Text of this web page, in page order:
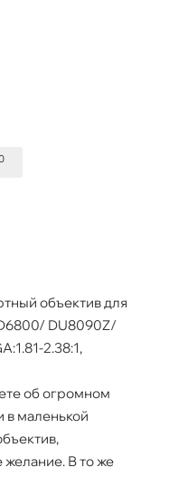
объектив для
DU8090Z/
2.38:1,
об огромном
маленькой
В то же